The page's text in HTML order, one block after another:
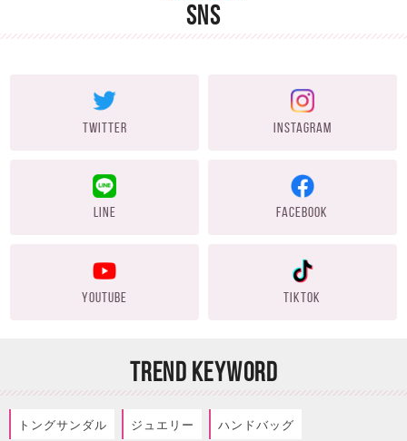
SNS
TWITTER INSTAGRAM
LINE FACEBOOK
YOUTUBE TIKTOK
TREND KEYWORD
トングサンダル ジュエリー ハンドバッグ